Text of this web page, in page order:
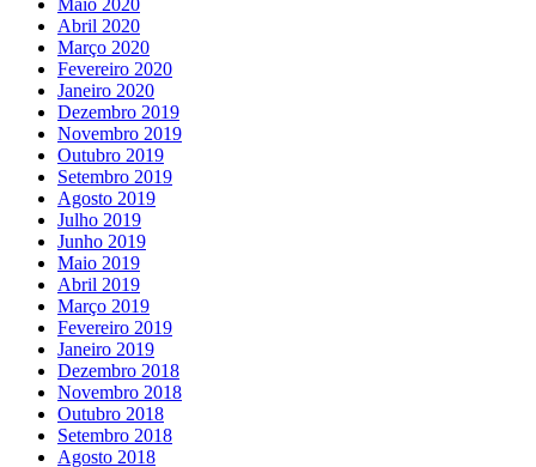
Maio 2020
Abril 2020
Março 2020
Fevereiro 2020
Janeiro 2020
Dezembro 2019
Novembro 2019
Outubro 2019
Setembro 2019
Agosto 2019
Julho 2019
Junho 2019
Maio 2019
Abril 2019
Março 2019
Fevereiro 2019
Janeiro 2019
Dezembro 2018
Novembro 2018
Outubro 2018
Setembro 2018
Agosto 2018